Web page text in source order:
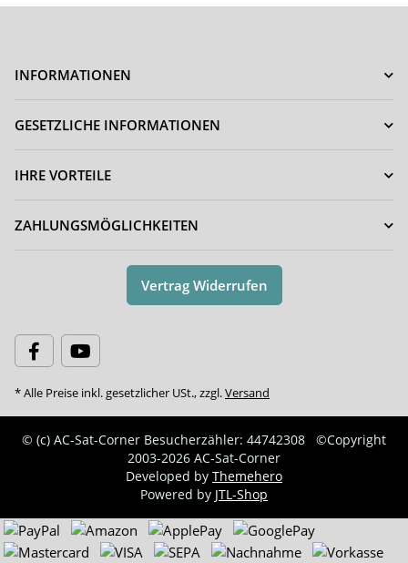
INFORMATIONEN
GESETZLICHE INFORMATIONEN
IHRE VORTEILE
ZAHLUNGSMÖGLICHKEITEN
Vertrag Widerrufen
* Alle Preise inkl. gesetzlicher USt., zzgl.Versand
© (c) AC-Sat-Corner Besucherzähler: 44742308
©Copyright
2003-2026 AC-Sat-Corner
Developed by Themehero
Powered by JTL-Shop